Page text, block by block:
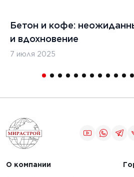
Бетон и кофе:
и вдохновение
7 июля 2025
О компании